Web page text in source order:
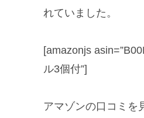
れていました。
[amazonjs
ル3個付”]
アマゾンの口コミを